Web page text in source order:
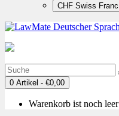
CHF Swiss Franc
0 Artikel - €0,00
Warenkorb ist noch leer